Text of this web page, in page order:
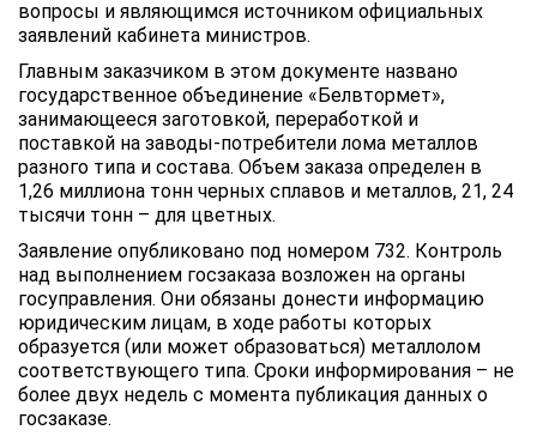
вопросы и являющимся источником официальных
заявлений кабинета министров.
Главным заказчиком в этом документе названо
государственное объединение «Белвтормет»,
занимающееся заготовкой, переработкой и
поставкой на заводы-потребители лома металлов
разного типа и состава. Объем заказа определен в
1,26 миллиона тонн черных сплавов и металлов, 21, 24
тысячи тонн – для цветных.
Заявление опубликовано под номером 732. Контроль
над выполнением госзаказа возложен на органы
госуправления. Они обязаны донести информацию
юридическим лицам, в ходе работы которых
образуется (или может образоваться) металлолом
соответствующего типа. Сроки информирования – не
более двух недель с момента публикация данных о
госзаказе.